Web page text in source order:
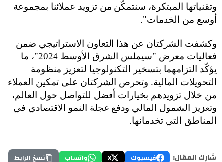
وتقنياتها المبتكرة، سنتمكّن من تزويد عملائنا بمجموعة
أوسع من الخدمات".
وكشفت الشركتان عن هذا التعاون الاستراتيجي ضمن
فعاليات معرض "سيملس الشرق الأوسط 2024"، ما
يؤكّد التزامهما بتسخير التكنولوجيا لتعزيز منظومة
التحويلات المالية. وتحرص الشركتان على تمكين العملاء
من خلال تزويدهم بخيارات أفضل للتواصل حول العالم،
وتعزيز الشمول المالي ودفع عجلة النمو الاقتصادي في
المناطق التي تخدمانها.
شارك المقال: فيسبوك X واتساب نسخ الرابط